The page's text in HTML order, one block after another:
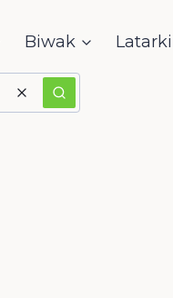
Biwak Latarki
WyczyśćSzukaj